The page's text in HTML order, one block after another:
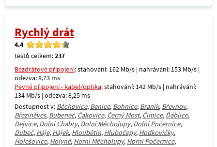
Rychlý drát
4.4
testů celkem:237
Bezdrátové připojení: stahování: 162 Mb/s | nahrávání: 153 Mb/s |
odezva: 8,73 ms
Pevné připojení - kabel/optika: stahování: 142 Mb/s | nahrávání:
134 Mb/s | odezva: 8,25 ms
Dostupnost v: Běchovice, Benice, Bohnice, Braník, Břevnov,
Březiněves, Bubeneč, Čakovice, Černý Most, Čimice, Ďáblice,
Dejvice, Dolní Chabry, Dolní Měcholupy, Dolní Počernice,
Dubeč, Háje, Hájek, Hloubětín, Hlubočepy, Hodkovičky,
Holešovice, Holyně, Horní Měcholupy, Horní Počernice,